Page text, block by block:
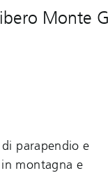
Monte
parapendio e
montagna e